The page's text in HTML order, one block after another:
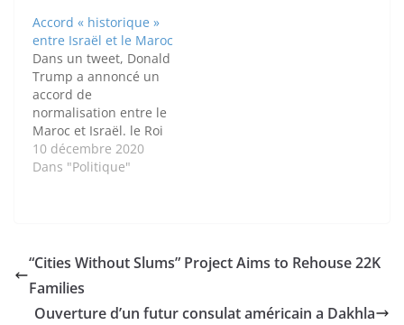
Accord « historique »
entre Israël et le Maroc
Dans un tweet, Donald
Trump a annoncé un
accord de
normalisation entre le
Maroc et Israël. le Roi
Mohamed VI et le
président Mahmoud
Trump a annoncé un
normalisation entre le
Maroc et Israël. Un…
10 décembre 2020
Dans "Politique"
“Cities Without Slums” Project Aims to Rehouse 22K
Families
Ouverture d’un futur consulat américain a Dakhla